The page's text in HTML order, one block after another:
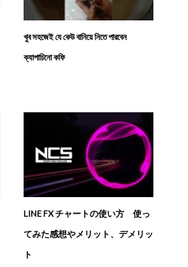
খুব সহজেই যে কেউ বানিয়ে নিতে পারবেন
ক্যাপাচিনো কফি
LINE FX チャートの使い方 使っ
てみた感想やメリット、デメリッ
ト